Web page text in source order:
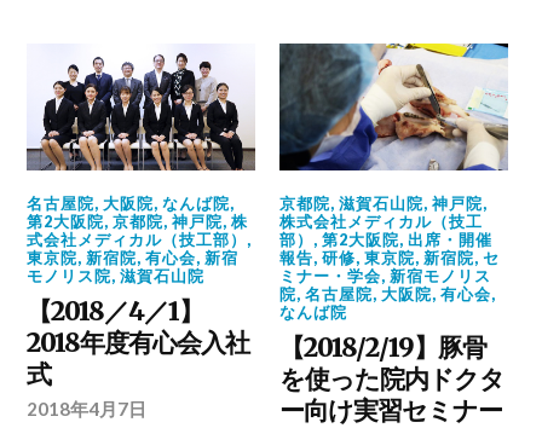
名古屋院,大阪院,なんば院,
第2大阪院,京都院,神戸院,株
式会社メディカル（技工部） ,
東京院,新宿院,有心会,新宿
モノリス院,滋賀石山院
【2018／4／1】
2018年度有心会入社
式
2018年4月7日
京都院,滋賀石山院,神戸院,
株式会社メディカル（技工
部） ,第2大阪院,出席・開催
報告,研修,東京院,新宿院,セ
ミナー・学会,新宿モノリス
院,名古屋院,大阪院,有心会,
なんば院
【2018/2/19】豚骨
を使った院内ドクタ
ー向け実習セミナー